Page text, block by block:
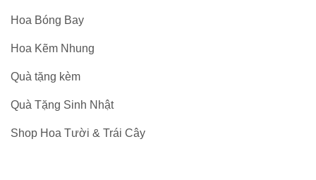
Hoa Bóng Bay
Hoa Kẽm Nhung
Quà tặng kèm
Quà Tặng Sinh Nhật
Shop Hoa Tười & Trái Cây